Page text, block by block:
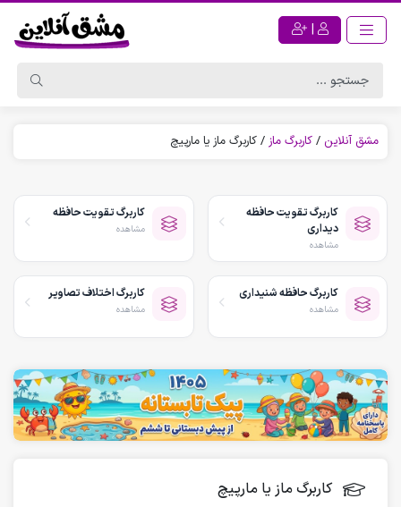
|
مشق آنلاین / کاربرگ ماز / کاربرگ ماز یا مارپیچ
کاربرگ تقویت حافظه
دیداری
مشاهده
کاربرگ تقویت حافظه
مشاهده
کاربرگ حافظه شنیداری
مشاهده
کاربرگ اختلاف تصاویر
مشاهده
کاربرگ ماز یا مارپیچ